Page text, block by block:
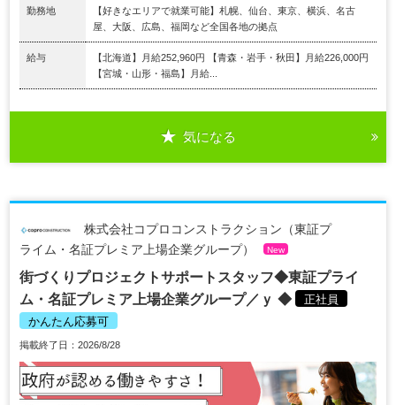
勤務地
【好きなエリアで就業可能】札幌、仙台、東京、横浜、名古
屋、大阪、広島、福岡など全国各地の拠点
給与
【北海道】月給252,960円 【青森・岩手・秋田】月給226,000円
【宮城・山形・福島】月給...
気になる
株式会社コプロコンストラクション（東証プ
ライム・名証プレミア上場企業グループ）
New
街づくりプロジェクトサポートスタッフ◆東証プライ
ム・名証プレミア上場企業グループ／ｙ ◆
正社員
かんたん応募可
掲載終了日：2026/8/28